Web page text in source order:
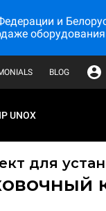
и
BLOG
UNOX
для